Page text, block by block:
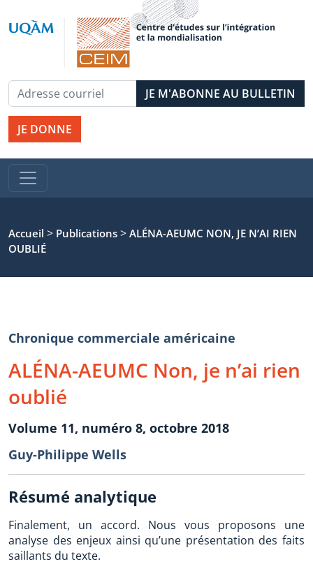
JE DONNE
Accueil > Publications > ALÉNA-AEUMC NON, JE N’AI RIEN
OUBLIÉ
Chronique commerciale américaine
ALÉNA-AEUMC Non, je n’ai rien
oublié
Volume 11, numéro 8, octobre 2018
Guy-Philippe Wells
Résumé analytique
Finalement, un accord. Nous vous proposons une
analyse des enjeux ainsi qu’une présentation des faits
saillants du texte.